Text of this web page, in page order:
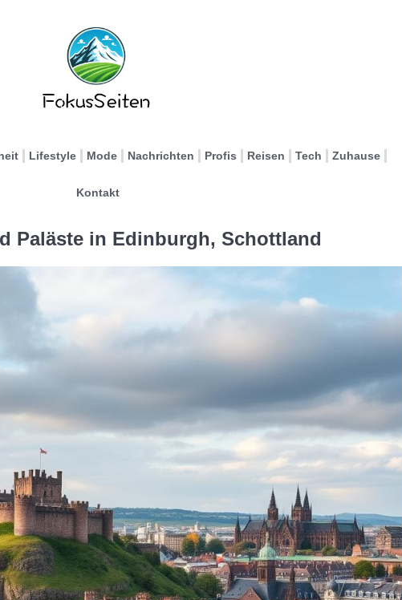
Lifestyle Mode Nachrichten Profis Reisen Tech Zuhause
Kontakt
Paläste in Edinburgh, Schottland